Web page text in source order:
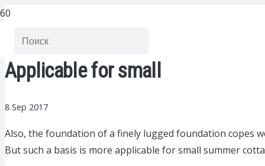
Applicable for small
8 Sep 2017
Also, the foundation of a finely lugged foundation copes
But such a basis is more applicable for small summer